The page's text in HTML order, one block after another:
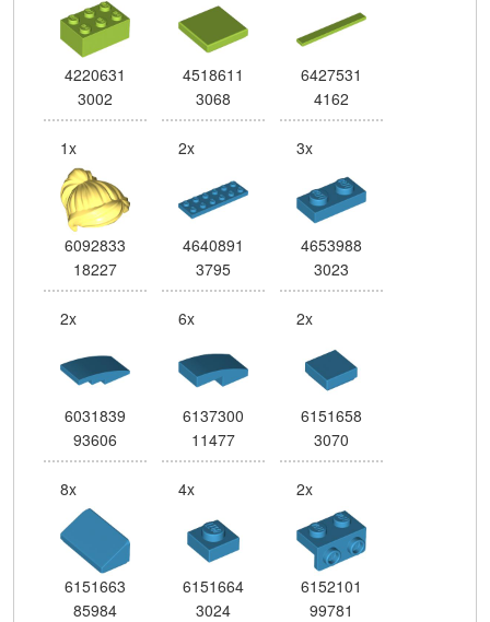
4220631
3002
4518611
3068
6427531
4162
1x
6092833
18227
2x
4640891
3795
3x
4653988
3023
2x
6031839
93606
6x
6137300
11477
2x
6151658
3070
8x
6151663
85984
4x
6151664
3024
2x
6152101
99781